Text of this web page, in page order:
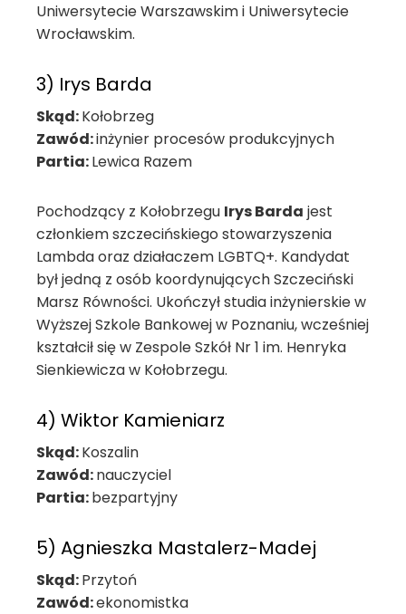
Uniwersytecie Warszawskim i Uniwersytecie
Wrocławskim.
3) Irys Barda
Skąd:Kołobrzeg
Zawód:inżynier procesów produkcyjnych
Partia:Lewica Razem
Pochodzący z Kołobrzegu Irys Barda jest
członkiem szczecińskiego stowarzyszenia
Lambda oraz działaczem LGBTQ+. Kandydat
był jedną z osób koordynujących Szczeciński
Marsz Równości. Ukończył studia inżynierskie w
Wyższej Szkole Bankowej w Poznaniu, wcześniej
kształcił się w Zespole Szkół Nr 1 im. Henryka
Sienkiewicza w Kołobrzegu.
4) Wiktor Kamieniarz
Skąd:Koszalin
Zawód:nauczyciel
Partia:bezpartyjny
5) Agnieszka Mastalerz-Madej
Skąd:Przytoń
Zawód:ekonomistka